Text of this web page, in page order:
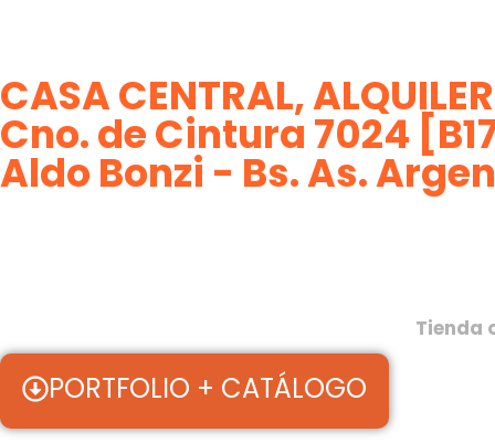
CASA CENTRAL,
Cno. de Cintura 7024
Aldo Bonzi - Bs. As.
Tienda
PORTFOLIO + CATÁLOGO